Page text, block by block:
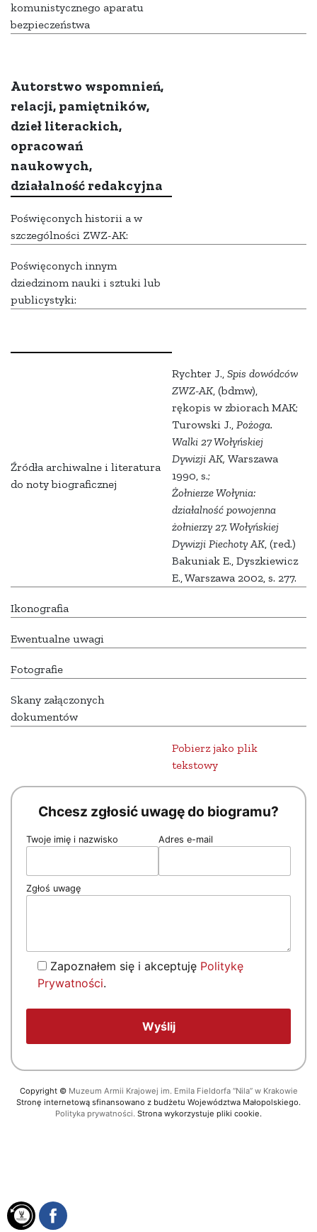
komunistycznego aparatu
bezpieczeństwa
Autorstwo wspomnień,
relacji, pamiętników,
dzieł literackich,
opracowań
naukowych,
działalność redakcyjna
Poświęconych historii a w
szczególności ZWZ-AK:
Poświęconych innym
dziedzinom nauki i sztuki lub
publicystyki:
Źródła archiwalne i literatura
do noty biograficznej
Rychter J., Spis dowódców
ZWZ-AK, (bdmw),
rękopis w zbiorach MAK;
Turowski J., Pożoga.
Walki 27 Wołyńskiej
Dywizji AK, Warszawa
1990, s.;
Żołnierze Wołynia:
działalność powojenna
żołnierzy 27. Wołyńskiej
Dywizji Piechoty AK, (red.)
Bakuniak E., Dyszkiewicz
E., Warszawa 2002, s. 277.
Ikonografia
Ewentualne uwagi
Fotografie
Skany załączonych
dokumentów
Pobierz jako plik
tekstowy
Chcesz zgłosić uwagę do biogramu?
Twoje imię i nazwisko Adres e-mail
Zgłoś uwagę
Zapoznałem się i akceptuję Politykę
Prywatności.
Copyright © Muzeum Armii Krajowej im. Emila Fieldorfa “Nila” w Krakowie
Stronę internetową sfinansowano z budżetu Województwa Małopolskiego.
Polityka prywatności. Strona wykorzystuje pliki cookie.